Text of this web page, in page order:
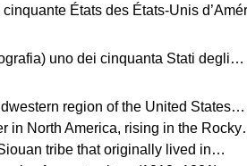
États des États-Unis
uno dei cinquanta Stati degli…
region of the United States…
in North America, rising in the
tribe that originally lived in…